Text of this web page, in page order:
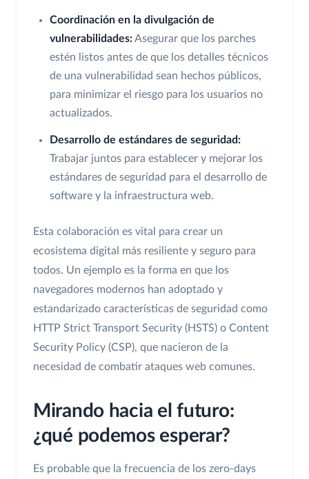
Coordinación en la divulgación de
vulnerabilidades:Asegurar que los parches
estén listos antes de que los detalles técnicos
de una vulnerabilidad sean hechos públicos,
para minimizar el riesgo para los usuarios no
actualizados.
Desarrollo de estándares de seguridad:
Trabajar juntos para establecer y mejorar los
estándares de seguridad para el desarrollo de
software y la infraestructura web.
Esta colaboración es vital para crear un
ecosistema digital más resiliente y seguro para
todos. Un ejemplo es la forma en que los
navegadores modernos han adoptado y
estandarizado características de seguridad como
HTTP Strict Transport Security (HSTS) o Content
Security Policy (CSP), que nacieron de la
necesidad de combatir ataques web comunes.
Mirando hacia el futuro:
¿qué podemos esperar?
Es probable que la frecuencia de los zero-days